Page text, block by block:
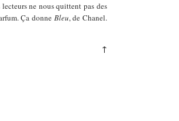
ne nous quittent pas des
Ça donne Bleu, de Chanel.
↑